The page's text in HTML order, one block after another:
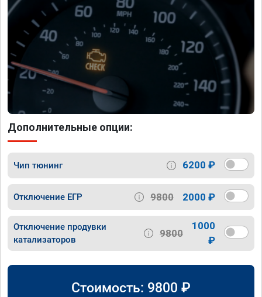
Дополнительные опции:
Чип тюнинг 6200 ₽
Отключение ЕГР 9800 2000 ₽
Отключение продувки
катализаторов
9800
1000
₽
Стоимость: 9800 ₽